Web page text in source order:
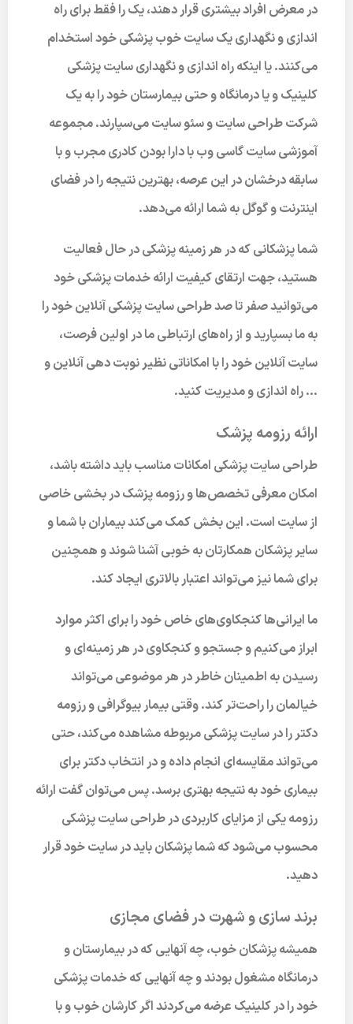
در معرض افراد بیشتری قرار دهند، یک را فقط برای راه
اندازی و نگهداری یک سایت خوب پزشکی خود استخدام
می‌کنند. یا اینکه راه اندازی و نگهداری سایت پزشکی
کلینیک و یا درمانگاه و حتی بیمارستان خود را به یک
شرکت طراحی سایت و سئو سایت می‌سپارند. مجموعه
آموزشی سایت گاسی وب با دارا بودن کادری مجرب و با
سابقه درخشان در این عرصه، بهترین نتیجه را در فضای
اینترنت و گوگل به شما ارائه می‌دهد.
شما پزشکانی که در هر زمینه پزشکی در حال فعالیت
هستید، جهت ارتقای کیفیت ارائه خدمات پزشکی خود
می‌توانید صفر تا صد طراحی سایت پزشکی آنلاین خود را
به ما بسپارید و از راه‌های ارتباطی ما در اولین فرصت،
سایت آنلاین خود را با امکاناتی نظیر نوبت دهی آنلاین و
… راه اندازی و مدیریت کنید.
ارائه رزومه پزشک
طراحی سایت پزشکی امکانات مناسب باید داشته باشد،
امکان معرفی تخصص‌ها و رزومه پزشک در بخشی خاصی
از سایت است. این بخش کمک می‌کند بیماران با شما و
سایر پزشکان همکارتان به خوبی آشنا شوند و همچنین
برای شما نیز می‌تواند اعتبار بالاتری ایجاد کند.
ما ایرانی‌ها کنجکاوی‌های خاص خود را برای اکثر موارد
ابراز می‌کنیم و جستجو و کنجکاوی در هر زمینه‌ای و
رسیدن به اطمینان خاطر در هر موضوعی می‌تواند
خیالمان را راحت‌تر کند. وقتی بیمار بیوگرافی و رزومه
دکتر را در سایت پزشکی مربوطه مشاهده می‌کند، حتی
می‌تواند مقایسه‌ای انجام داده و در انتخاب دکتر برای
بیماری خود به نتیجه بهتری برسد. پس می‌توان گفت ارائه
رزومه یکی از مزایای کاربردی در طراحی سایت پزشکی
محسوب می‌شود که شما پزشکان باید در سایت خود قرار
دهید.
برند سازی و شهرت در فضای مجازی
همیشه پزشکان خوب، چه آنهایی که در بیمارستان و
درمانگاه مشغول بودند و چه آنهایی که خدمات پزشکی
خود را در کلینیک عرضه می‌کردند اگر کارشان خوب و با